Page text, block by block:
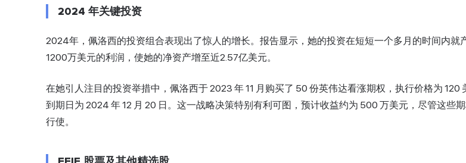
2024 年关键投资
2024年，佩洛西的投资组合表现出了惊人的增长。报告显示，她的投资在短短一个多月的时间内就
1200万美元的利润，使她的净资产增至近2.57亿美元。
在她引人注目的投资举措中，佩洛西于 2023 年 11 月购买了 50 份英伟达看涨期权，执行价格为 120
到期日为 2024 年 12 月 20 日。这一战略决策特别有利可图，预计收益约为 500 万美元，尽管这些
行使。